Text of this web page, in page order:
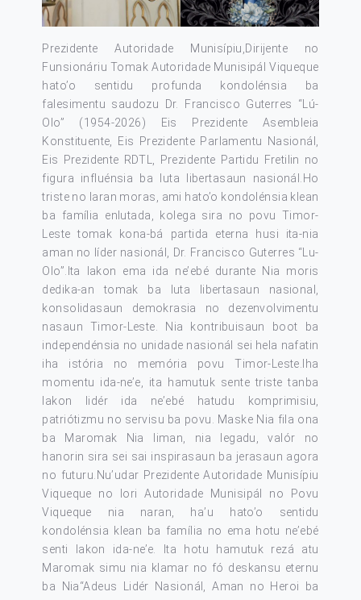
Prezidente Autoridade Munisípiu,Dirijente no
Funsionáriu Tomak Autoridade Munisipál Viqueque
hato’o sentidu profunda kondolénsia ba
falesimentu saudozu Dr. Francisco Guterres “Lú-
Olo” (1954-2026) Eis Prezidente Asembleia
Konstituente, Eis Prezidente Parlamentu Nasionál,
Eis Prezidente RDTL, Prezidente Partidu Fretilin no
figura influénsia ba luta libertasaun nasionál.Ho
triste no laran moras, ami hato’o kondolénsia klean
ba família enlutada, kolega sira no povu Timor-
Leste tomak kona-bá partida eterna husi ita-nia
aman no líder nasionál, Dr. Francisco Guterres “Lu-
Olo”.Ita lakon ema ida ne’ebé durante Nia moris
dedika-an tomak ba luta libertasaun nasional,
konsolidasaun demokrasia no dezenvolvimentu
nasaun Timor-Leste. Nia kontribuisaun boot ba
independénsia no unidade nasionál sei hela nafatin
iha istória no memória povu Timor-Leste.Iha
momentu ida-ne’e, ita hamutuk sente triste tanba
lakon lidér ida ne’ebé hatudu komprimisiu,
patriótizmu no servisu ba povu. Maske Nia fila ona
ba Maromak Nia liman, nia legadu, valór no
hanorin sira sei sai inspirasaun ba jerasaun agora
no futuru.Nu’udar Prezidente Autoridade Munisípiu
Viqueque no lori Autoridade Munisipál no Povu
Viqueque nia naran, ha’u hato’o sentidu
kondolénsia klean ba família no ema hotu ne’ebé
senti lakon ida-ne’e. Ita hotu hamutuk rezá atu
Maromak simu nia klamar no fó deskansu eternu
ba Nia“Adeus Lidér Nasionál, Aman no Heroi ba